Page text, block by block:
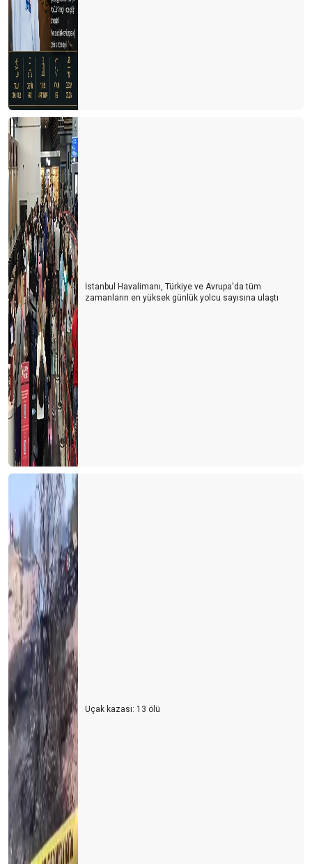
İstanbul Havalimanı, Türkiye ve Avrupa'da tüm
zamanların en yüksek günlük yolcu sayısına ulaştı
Uçak kazası: 13 ölü